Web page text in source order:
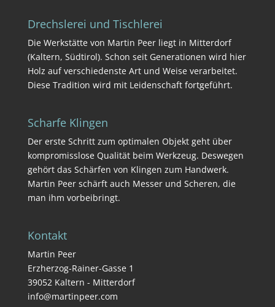
Drechslerei und Tischlerei
Die Werkstätte von Martin Peer liegt in Mitterdorf
(Kaltern, Südtirol). Schon seit Generationen wird hier
Holz auf verschiedenste Art und Weise verarbeitet.
Diese Tradition wird mit Leidenschaft fortgeführt.
Scharfe Klingen
Der erste Schritt zum optimalen Objekt geht über
kompromisslose Qualität beim Werkzeug. Deswegen
gehört das Schärfen von Klingen zum Handwerk.
Martin Peerschärft auch Messer und Scheren, die
man ihm vorbeibringt.
Kontakt
Martin Peer
Erzherzog-Rainer-Gasse 1
39052 Kaltern - Mitterdorf
info@martinpeer.com